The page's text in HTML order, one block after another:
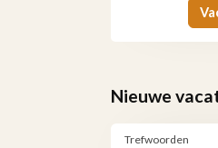
Nieuwe
Trefwoorden